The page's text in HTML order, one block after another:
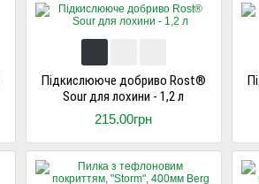
Підкислююче добриво Rost®
Sour для лохини - 1,2 л
215.00грн